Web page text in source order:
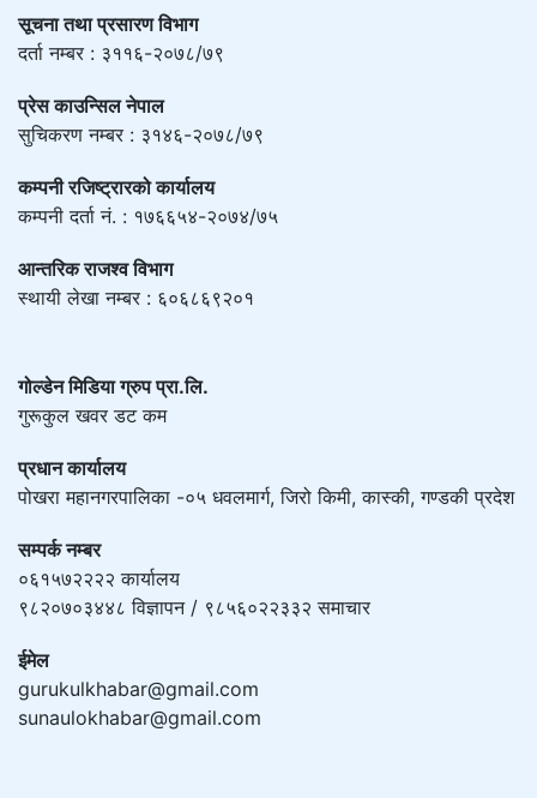
सूचना तथा प्रसारण विभाग
दर्ता नम्बर : ३११६-२०७८/७९
प्रेस काउन्सिल नेपाल
सुचिकरण नम्बर : ३१४६-२०७८/७९
कम्पनी रजिष्ट्रारको कार्यालय
कम्पनी दर्ता नं. : १७६६५४-२०७४/७५
आन्तरिक राजश्व विभाग
स्थायी लेखा नम्बर : ६०६८६९२०१
गोल्डेन मिडिया ग्रुप प्रा.लि.
गुरूकुल खवर डट कम
प्रधान कार्यालय
पोखरा महानगरपालिका -०५ धवलमार्ग, जिरो किमी, कास्की, गण्डकी प्रदेश
सम्पर्क नम्बर
०६१५७२२२२ कार्यालय
९८२०७०३४४८ विज्ञापन / ९८५६०२२३३२ समाचार
ईमेल
gurukulkhabar@gmail.com
sunaulokhabar@gmail.com